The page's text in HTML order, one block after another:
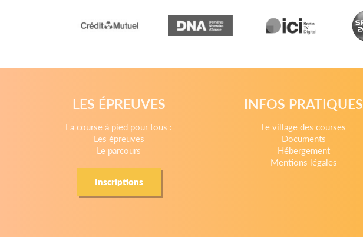
LES ÉPREUVES
La course à pied pour tous :
Les épreuves
Le parcours
Inscriptions
INFOS PRATIQUES
Le village des courses
Documents
Hébergement
Mentions légales